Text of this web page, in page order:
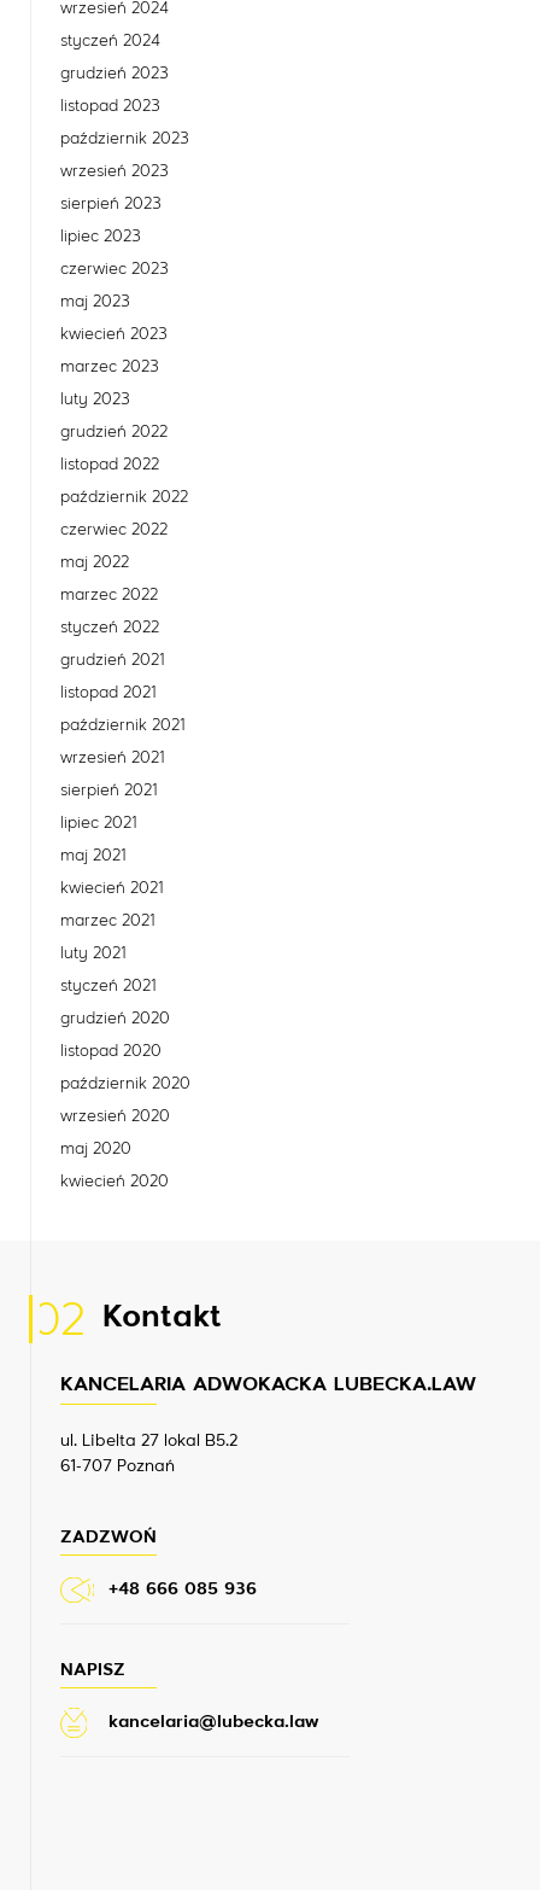
wrzesień 2024
styczeń 2024
grudzień 2023
listopad 2023
październik 2023
wrzesień 2023
sierpień 2023
lipiec 2023
czerwiec 2023
maj 2023
kwiecień 2023
marzec 2023
luty 2023
grudzień 2022
listopad 2022
październik 2022
czerwiec 2022
maj 2022
marzec 2022
styczeń 2022
grudzień 2021
listopad 2021
październik 2021
wrzesień 2021
sierpień 2021
lipiec 2021
maj 2021
kwiecień 2021
marzec 2021
luty 2021
styczeń 2021
grudzień 2020
listopad 2020
październik 2020
wrzesień 2020
maj 2020
kwiecień 2020
02 Kontakt
KANCELARIA ADWOKACKA LUBECKA.LAW
ul. Libelta 27 lokal B5.2
61-707 Poznań
ZADZWOŃ
+48 666 085 936
NAPISZ
kancelaria@lubecka.law